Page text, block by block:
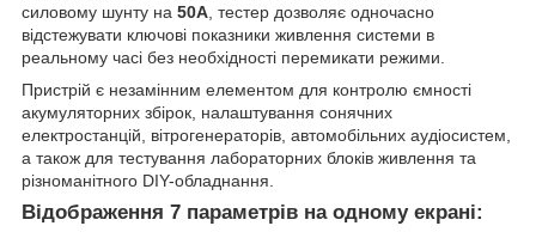
силовому шунту на 50А , тестер дозволяє одночасно
відстежувати ключові показники живлення системи в
реальному часі без необхідності перемикати режими.
Пристрій є незамінним елементом для контролю ємності
акумуляторних збірок, налаштування сонячних
електростанцій, вітрогенераторів, автомобільних аудіосистем,
а також для тестування лабораторних блоків живлення та
різноманітного DIY-обладнання.
Відображення 7 параметрів на одному екрані: